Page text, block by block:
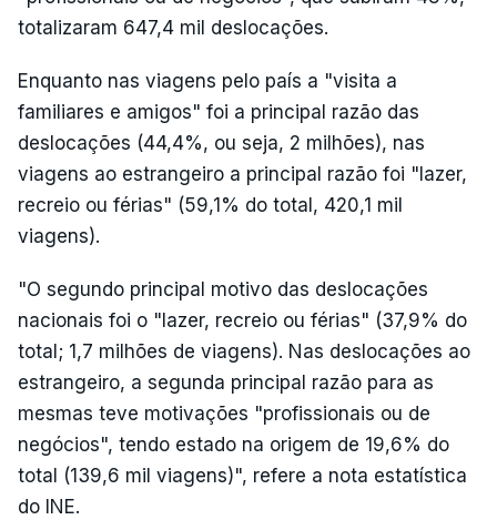
totalizaram 647,4 mil deslocações.
Enquanto nas viagens pelo país a "visita a
familiares e amigos" foi a principal razão das
deslocações (44,4%, ou seja, 2 milhões), nas
viagens ao estrangeiro a principal razão foi "lazer,
recreio ou férias" (59,1% do total, 420,1 mil
viagens).
"O segundo principal motivo das deslocações
nacionais foi o "lazer, recreio ou férias" (37,9% do
total; 1,7 milhões de viagens). Nas deslocações ao
estrangeiro, a segunda principal razão para as
mesmas teve motivações "profissionais ou de
negócios", tendo estado na origem de 19,6% do
total (139,6 mil viagens)", refere a nota estatística
do INE.